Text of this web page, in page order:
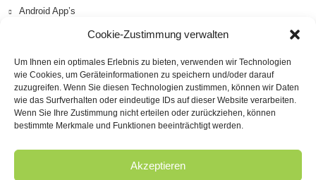
Cookie-Zustimmung verwalten
Um Ihnen ein optimales Erlebnis zu bieten, verwenden wir Technologien
wie Cookies, um Geräteinformationen zu speichern und/oder darauf
zuzugreifen. Wenn Sie diesen Technologien zustimmen, können wir Daten
wie das Surfverhalten oder eindeutige IDs auf dieser Website verarbeiten.
Wenn Sie Ihre Zustimmung nicht erteilen oder zurückziehen, können
bestimmte Merkmale und Funktionen beeinträchtigt werden.
Akzeptieren
Android App’s
iOS App’s (iPhone & iPad)
PhoneGap Apps’s
Windows Phone App’s